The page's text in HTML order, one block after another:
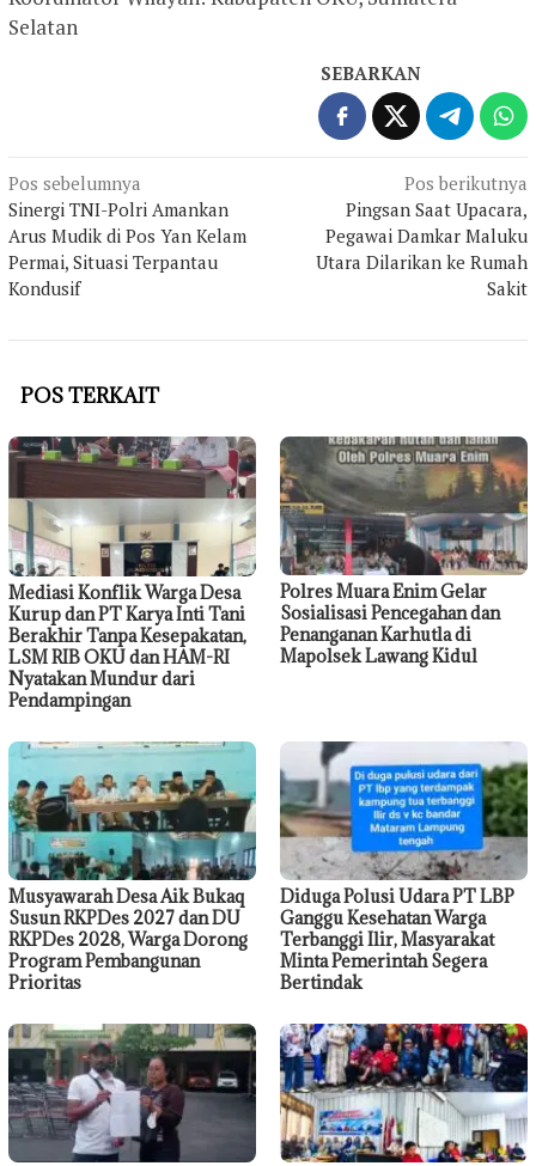
Selatan
SEBARKAN
Navigasi
pos
Pos sebelumnya
Sinergi TNI-Polri Amankan
Arus Mudik di Pos Yan Kelam
Permai, Situasi Terpantau
Kondusif
Pos berikutnya
Pingsan Saat Upacara,
Pegawai Damkar Maluku
Utara Dilarikan ke Rumah
Sakit
POS TERKAIT
Mediasi Konflik Warga Desa
Kurup dan PT Karya Inti Tani
Berakhir Tanpa Kesepakatan,
LSM RIB OKU dan HAM-RI
Nyatakan Mundur dari
Pendampingan
Polres Muara Enim Gelar
Sosialisasi Pencegahan dan
Penanganan Karhutla di
Mapolsek Lawang Kidul
Musyawarah Desa Aik Bukaq
Susun RKPDes 2027 dan DU
RKPDes 2028, Warga Dorong
Program Pembangunan
Prioritas
Diduga Polusi Udara PT LBP
Ganggu Kesehatan Warga
Terbanggi Ilir, Masyarakat
Minta Pemerintah Segera
Bertindak